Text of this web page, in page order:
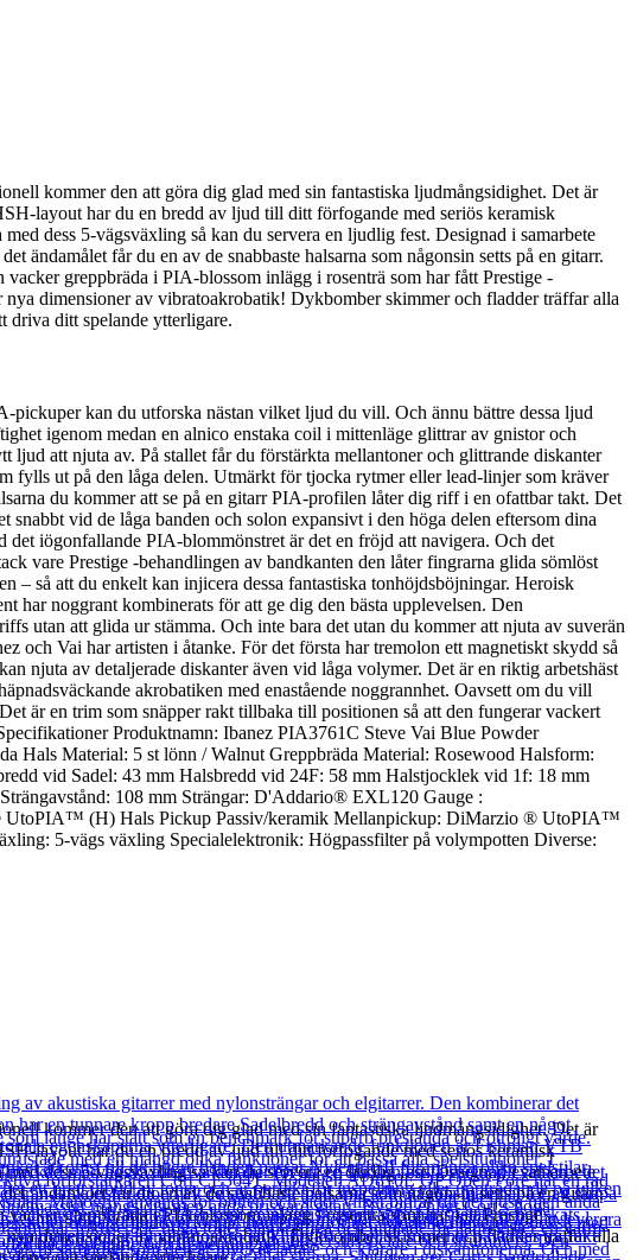
kommer den att göra dig glad med sin fantastiska ljudmångsidighet. Det är
layout har du en bredd av ljud till ditt förfogande med seriös keramisk
dess 5-vägsväxling så kan du servera en ljudlig fest. Designad i samarbete
ändamålet får du en av de snabbaste halsarna som någonsin setts på en gitarr.
greppbräda i PIA-blossom inlägg i rosenträ som har fått Prestige -
dimensioner av vibratoakrobatik! Dykbomber skimmer och fladder träffar alla
driva ditt spelande ytterligare.
kan du utforska nästan vilket ljud du vill. Och ännu bättre dessa ljud
igenom medan en alnico enstaka coil i mittenläge glittrar av gnistor och
att njuta av. På stallet får du förstärkta mellantoner och glittrande diskanter
fylls ut på den låga delen. Utmärkt för tjocka rytmer eller lead-linjer som kräver
du kommer att se på en gitarr PIA-profilen låter dig riff i en ofattbar takt. Det
vid de låga banden och solon expansivt i den höga delen eftersom dina
iögonfallande PIA-blommönstret är det en fröjd att navigera. Och det
vare Prestige -behandlingen av bandkanten den låter fingrarna glida sömlöst
– så att du enkelt kan injicera dessa fantastiska tonhöjdsböjningar. Heroisk
har noggrant kombinerats för att ge dig den bästa upplevelsen. Den
utan att glida ur stämma. Och inte bara det utan du kommer att njuta av suverän
och Vai har artisten i åtanke. För det första har tremolon ett magnetiskt skydd så
njuta av detaljerade diskanter även vid låga volymer. Det är en riktig arbetshäst
akrobatiken med enastående noggrannhet. Oavsett om du vill
är en trim som snäpper rakt tillbaka till positionen så att den fungerar vackert
Produktnamn: Ibanez PIA3761C Steve Vai Blue Powder
Hals Material: 5 st lönn / Walnut Greppbräda Material: Rosewood Halsform:
vid Sadel: 43 mm Halsbredd vid 24F: 58 mm Halstjocklek vid 1f: 18 mm
108 mm Strängar: D'Addario® EXL120 Gauge :
UtoPIA™ (H) Hals Pickup Passiv/keramik Mellanpickup: DiMarzio ® UtoPIA™
5-vägs växling Specialelektronik: Högpassfilter på volympotten Diverse:
kommer den att göra dig glad med sin fantastiska ljudmångsidighet. Det är
layout har du en bredd av ljud till ditt förfogande med seriös keramisk
dess 5-vägsväxling så kan du servera en ljudlig fest. Designad i samarbete
ändamålet får du en av de snabbaste halsarna som någonsin setts på en gitarr.
greppbräda i PIA-blossom inlägg i rosenträ som har fått Prestige -
dimensioner av vibratoakrobatik! Dykbomber skimmer och fladder träffar alla